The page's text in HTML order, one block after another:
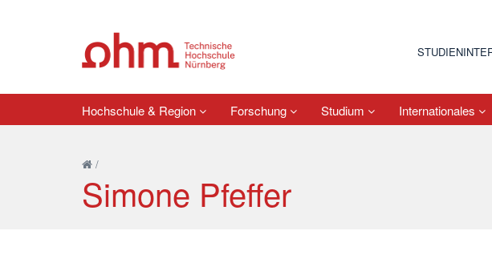
Hochschule & Region Forschung Studium Internationales
/
Simone Pfeffer